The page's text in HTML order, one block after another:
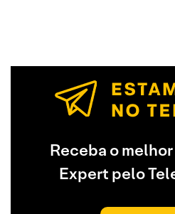
Receba o
Expert pelo